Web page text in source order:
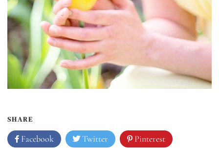
SHARE
Facebook Twitter Pinterest